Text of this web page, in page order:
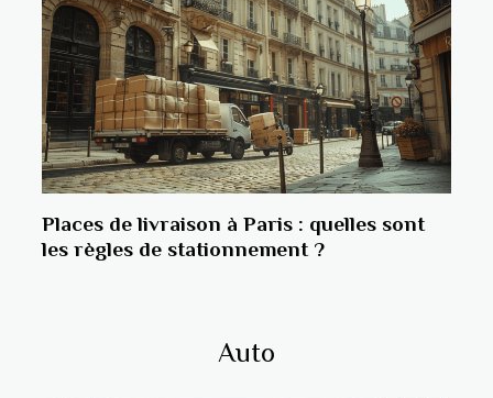
Places de livraison à Paris : quelles sont
les règles de stationnement ?
Auto